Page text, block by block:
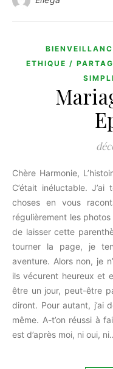
ETHIQUE /
Chère Harmonie, L’histoire de notre mariage touche à sa fin.
C’était inéluctable.
choses en vous
régulièrement les
de laisser cette
tourner la page, je
aventure. Alors non, je
ils vécurent heureux et
être un jour, peut-être
diront. Pour autant, j’ai
même. A-t’on réussi à
est d’après moi, ni oui,